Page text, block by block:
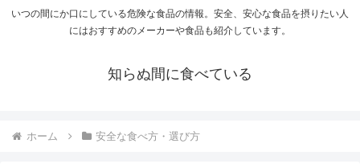
いつの間にか口にしている危険な食品の情報。安全、安心な食品を摂りたい人
にはおすすめのメーカーや食品も紹介しています。
知らぬ間に食べている
ホーム 安全な食べ方・選び方